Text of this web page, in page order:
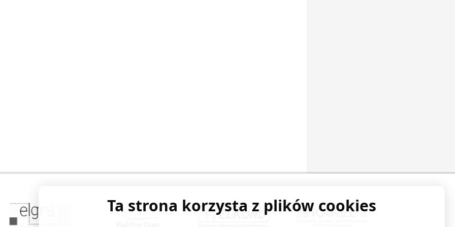
Ta strona korzysta z plików cookies